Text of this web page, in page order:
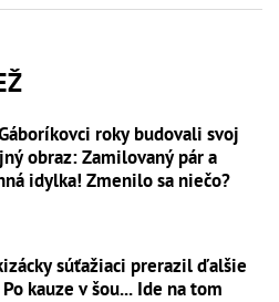
roky budovali svoj
obraz: Zamilovaný pár a
idylka! Zmenilo sa niečo?
súťažiaci prerazil ďalšie
kauze v šou... Ide na tom